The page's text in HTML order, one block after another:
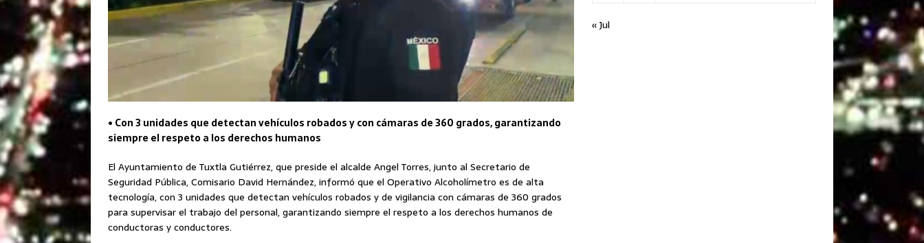
• Con 3 unidades que detectan vehículos robados y con cámaras de 360 grados, garantizando
siempre el respeto a los derechos humanos
El Ayuntamiento de Tuxtla Gutiérrez, que preside el alcalde Angel Torres, junto al Secretario de
Seguridad Pública, Comisario David Hernández, informó que el Operativo Alcoholímetro es de alta
tecnología, con 3 unidades que detectan vehículos robados y de vigilancia con cámaras de 360 grados
para supervisar el trabajo del personal, garantizando siempre el respeto a los derechos humanos de
conductoras y conductores.
« Jul